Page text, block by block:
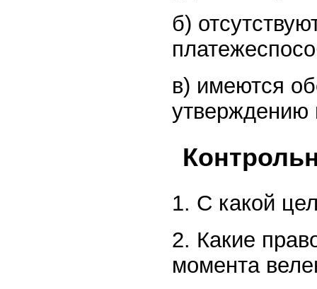
б)
в) имеются
утверждению
1. С какой
2. Какие
момента